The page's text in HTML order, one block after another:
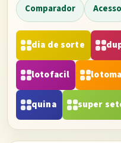
Comparador Acesso
dia de sorte
lotofacil
quina super